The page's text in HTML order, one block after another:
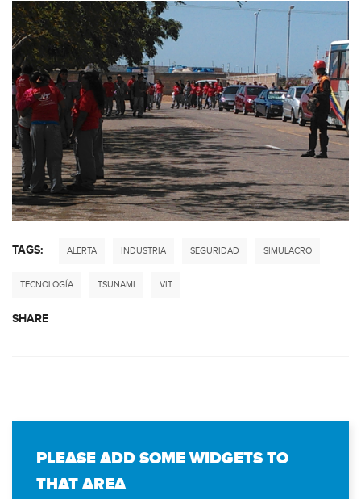
TAGS: ALERTA INDUSTRIA SEGURIDAD SIMULACRO
TECNOLOGÍA TSUNAMI VIT
SHARE
PLEASE ADD SOME WIDGETS TO
THAT AREA